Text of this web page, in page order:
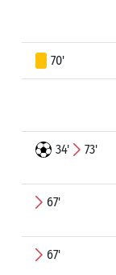
70'
34' 73'
67'
67'